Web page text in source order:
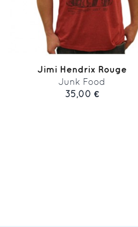
Jimi Hendrix Rouge
Junk Food
35,00 €